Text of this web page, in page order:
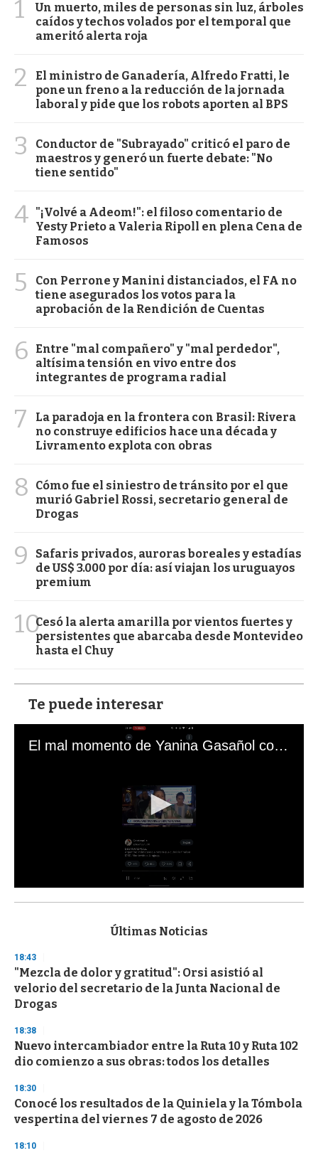
1
Un muerto, miles de personas sin luz, árboles
caídos y techos volados por el temporal que
ameritó alerta roja
2
El ministro de Ganadería, Alfredo Fratti, le
pone un freno a la reducción de la jornada
laboral y pide que los robots aporten al BPS
3
Conductor de "Subrayado" criticó el paro de
maestros y generó un fuerte debate: "No
tiene sentido"
4 "¡Volvé a Adeom!": el filoso comentario de
Yesty Prieto a Valeria Ripoll en plena Cena de
Famosos
5
Con Perrone y Manini distanciados, el FA no
tiene asegurados los votos para la
aprobación de la Rendición de Cuentas
6
Entre "mal compañero" y "mal perdedor",
altísima tensión en vivo entre dos
integrantes de programa radial
7
La paradoja en la frontera con Brasil: Rivera
no construye edificios hace una década y
Livramento explota con obras
8
Cómo fue el siniestro de tránsito por el que
murió Gabriel Rossi, secretario general de
Drogas
9
Safaris privados, auroras boreales y estadías
de US$ 3.000 por día: así viajan los uruguayos
premium
10Cesó la alerta amarilla por vientos fuertes y
persistentes que abarcaba desde Montevideo
hasta el Chuy
Te puede interesar
El mal momento de Yanina Gasañol con un hincha argentino en "Subrayado"
s
d
s
o
f
3
s
e
c
o
d
s
Últimas Noticias
18:43
"Mezcla de dolor y gratitud": Orsi asistió al
velorio del secretario de la Junta Nacional de
Drogas
18:38
Nuevo intercambiador entre la Ruta 10 y Ruta 102
dio comienzo a sus obras: todos los detalles
18:30
Conocé los resultados de la Quiniela y la Tómbola
vespertina del viernes 7 de agosto de 2026
18:10